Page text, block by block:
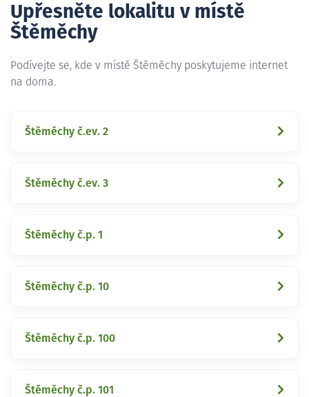
Upřesněte lokalitu v místě
Štěměchy
Podívejte se, kde v místě Štěměchy poskytujeme internet
na doma.
Štěměchy č.ev. 2
Štěměchy č.ev. 3
Štěměchy č.p. 1
Štěměchy č.p. 10
Štěměchy č.p. 100
Štěměchy č.p. 101